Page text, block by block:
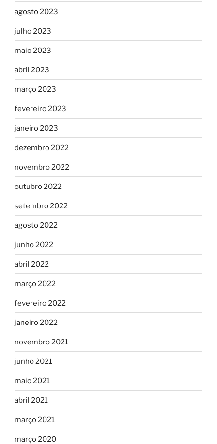
agosto 2023
julho 2023
maio 2023
abril 2023
março 2023
fevereiro 2023
janeiro 2023
dezembro 2022
novembro 2022
outubro 2022
setembro 2022
agosto 2022
junho 2022
abril 2022
março 2022
fevereiro 2022
janeiro 2022
novembro 2021
junho 2021
maio 2021
abril 2021
março 2021
março 2020